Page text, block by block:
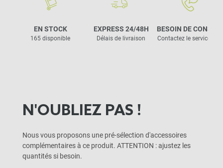
EN STOCK
165 disponible
EXPRESS 24/48H
Délais de livraison
BESOIN DE CONSEIL
Contactez le service
N'OUBLIEZ PAS !
Nous vous proposons une pré-sélection d'accessoires
complémentaires à ce produit. ATTENTION : ajustez les
quantités si besoin.